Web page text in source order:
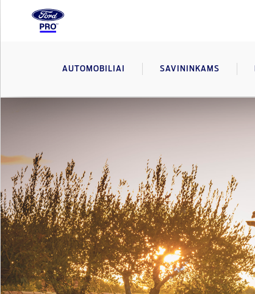
AUTOMOBILIAI SAVININKAMS